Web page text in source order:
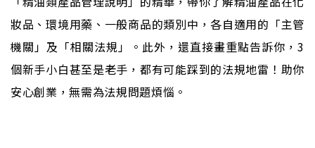
妝品、環境用藥、一般商品的類別中，各自適用的「主管
機關」及「相關法規」。此外，還直接畫重點告訴你，3
個新手小白甚至是老手，都有可能踩到的法規地雷！助你
安心創業，無需為法規問題煩惱。